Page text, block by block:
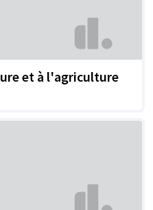
et à l'agriculture